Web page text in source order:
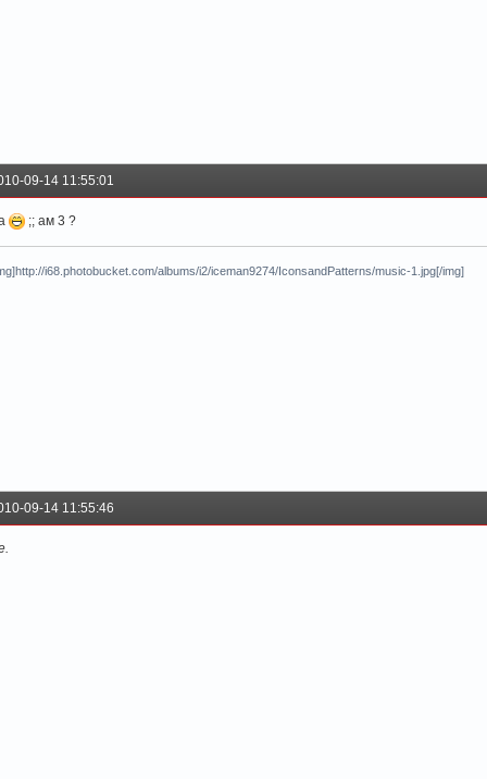
09-14 11:55:01
;; ам 3 ?
i68.photobucket.com/albums/i2/iceman9274/IconsandPatterns/music-1.jpg[/img]
09-14 11:55:46